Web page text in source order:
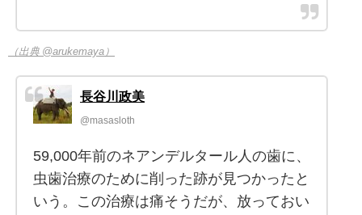
（出典 @arukemaya）
長谷川政美
@masasloth
59,000年前のネアンデルタール人の歯に、
虫歯治療のために削った跡が見つかったと
いう。この治療は痛そうだが、放っておい